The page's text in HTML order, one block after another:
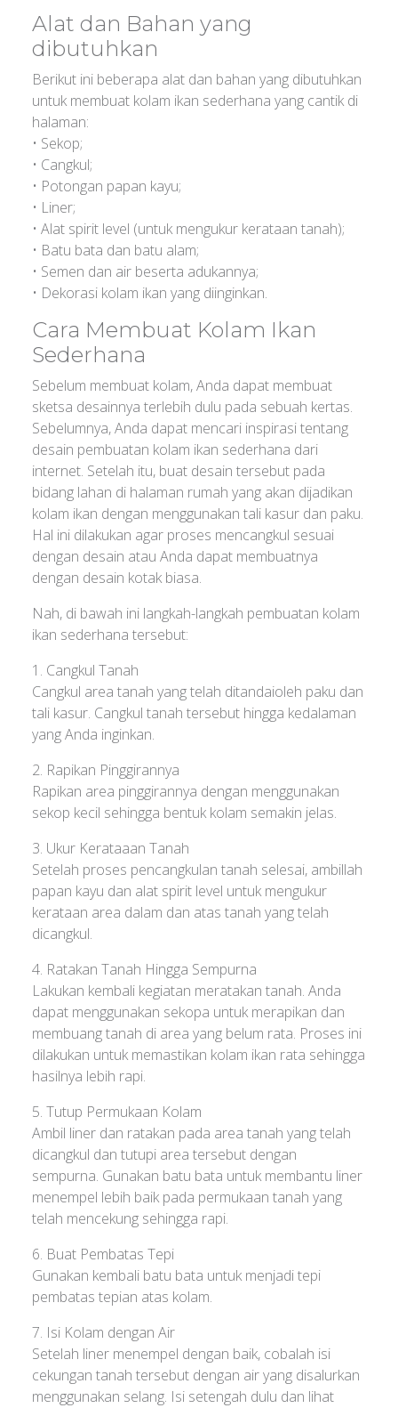
Alat dan Bahan yang
dibutuhkan
Berikut ini beberapa alat dan bahan yang dibutuhkan
untuk membuat kolam ikan sederhana yang cantik di
halaman:
• Sekop;
• Cangkul;
• Potongan papan kayu;
• Liner;
• Alat spirit level (untuk mengukur kerataan tanah);
• Batu bata dan batu alam;
• Semen dan air beserta adukannya;
• Dekorasi kolam ikan yang diinginkan.
Cara Membuat Kolam Ikan
Sederhana
Sebelum membuat kolam, Anda dapat membuat
sketsa desainnya terlebih dulu pada sebuah kertas.
Sebelumnya, Anda dapat mencari inspirasi tentang
desain pembuatan kolam ikan sederhana dari
internet. Setelah itu, buat desain tersebut pada
bidang lahan di halaman rumah yang akan dijadikan
kolam ikan dengan menggunakan tali kasur dan paku.
Hal ini dilakukan agar proses mencangkul sesuai
dengan desain atau Anda dapat membuatnya
dengan desain kotak biasa.
Nah, di bawah ini langkah-langkah pembuatan kolam
ikan sederhana tersebut:
1. Cangkul Tanah
Cangkul area tanah yang telah ditandaioleh paku dan
tali kasur. Cangkul tanah tersebut hingga kedalaman
yang Anda inginkan.
2. Rapikan Pinggirannya
Rapikan area pinggirannya dengan menggunakan
sekop kecil sehingga bentuk kolam semakin jelas.
3. Ukur Kerataaan Tanah
Setelah proses pencangkulan tanah selesai, ambillah
papan kayu dan alat spirit level untuk mengukur
kerataan area dalam dan atas tanah yang telah
dicangkul.
4. Ratakan Tanah Hingga Sempurna
Lakukan kembali kegiatan meratakan tanah. Anda
dapat menggunakan sekopa untuk merapikan dan
membuang tanah di area yang belum rata. Proses ini
dilakukan untuk memastikan kolam ikan rata sehingga
hasilnya lebih rapi.
5. Tutup Permukaan Kolam
Ambil liner dan ratakan pada area tanah yang telah
dicangkul dan tutupi area tersebut dengan
sempurna. Gunakan batu bata untuk membantu liner
menempel lebih baik pada permukaan tanah yang
telah mencekung sehingga rapi.
6. Buat Pembatas Tepi
Gunakan kembali batu bata untuk menjadi tepi
pembatas tepian atas kolam.
7. Isi Kolam dengan Air
Setelah liner menempel dengan baik, cobalah isi
cekungan tanah tersebut dengan air yang disalurkan
menggunakan selang. Isi setengah dulu dan lihat